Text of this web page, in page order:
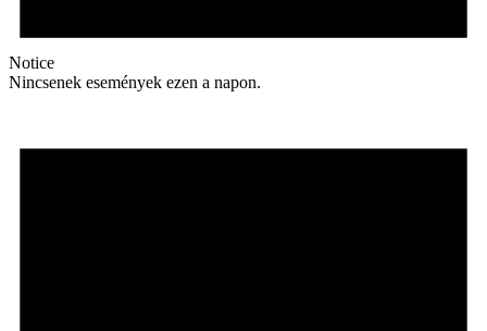
Notice
Nincsenek események ezen a napon.